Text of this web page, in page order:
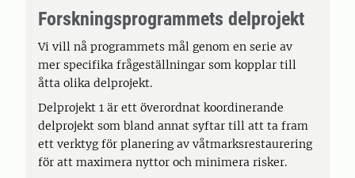
Forskningsprogrammets delprojekt
Vi vill nå programmets mål genom en serie av
mer specifika frågeställningar som kopplar till
åtta olika delprojekt.
Delprojekt 1 är ett överordnat koordinerande
delprojekt som bland annat syftar till att ta fram
ett verktyg för planering av våtmarksrestaurering
för att maximera nyttor och minimera risker.